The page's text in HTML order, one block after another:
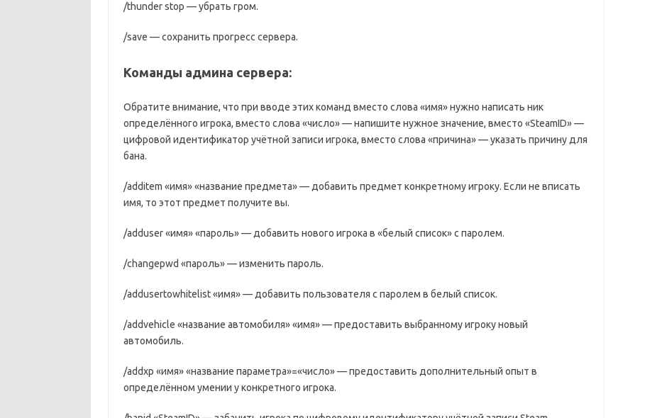
/thunder stop — убрать гром.
/save — сохранить прогресс сервера.
Команды админа сервера:
Обратите внимание, что при вводе этих команд вместо слова «имя» нужно написать ник
определённого игрока, вместо слова «число» — напишите нужное значение, вместо «SteamID» —
цифровой идентификатор учётной записи игрока, вместо слова «причина» — указать причину для
бана.
/additem «имя» «название предмета» — добавить предмет конкретному игроку. Если не вписать
имя, то этот предмет получите вы.
/adduser «имя» «пароль» — добавить нового игрока в «белый список» с паролем.
/changepwd «пароль» — изменить пароль.
/addusertowhitelist «имя» — добавить пользователя с паролем в белый список.
/addvehicle «название автомобиля» «имя» — предоставить выбранному игроку новый
автомобиль.
/addxp «имя» «название параметра»=«число» — предоставить дополнительный опыт в
определённом умении у конкретного игрока.